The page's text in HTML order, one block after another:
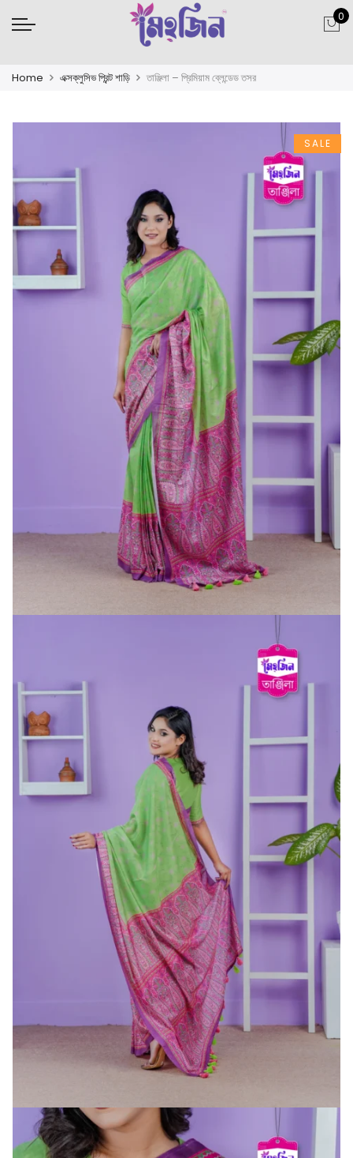
0
Home এক্সক্লুসিভ প্রিন্ট শাড়ি তাঞ্জিলা – প্রিমিয়াম ব্লেন্ডেড তসর
SALE